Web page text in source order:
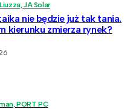
JA Solar
nie będzie już tak tania.
kierunku zmierza rynek?
PORT PC